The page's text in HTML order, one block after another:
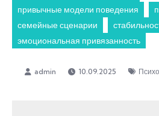
привычные модели поведения
семейные сценарии
эмоциональная привязанность
10.09.2025